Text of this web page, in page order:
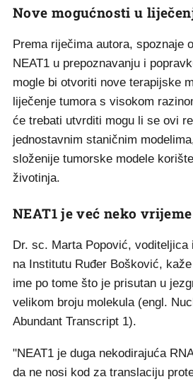
Nove mogućnosti u
Prema riječima autora, spoznaje
NEAT1 u prepoznavanju i
mogle bi otvoriti nove terapijske
liječenje tumora s visokom
će trebati utvrditi mogu li se ovi
jednostavnim staničnim
složenije tumorske modele
životinja.
NEAT1 je već neko
Dr. sc. Marta Popović,
na Institutu Ruđer Bošković,
ime po tome što je prisutan u
velikom broju molekula (engl.
Abundant Transcript 1).
"NEAT1 je duga nekodirajuća
da ne nosi kod za translaciju